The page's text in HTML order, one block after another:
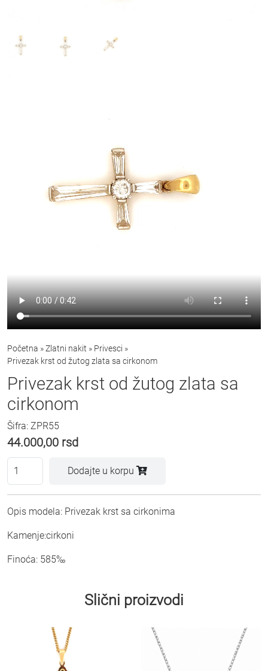
Početna »Zlatni nakit » Privesci »
Privezak krst od žutog zlata sa cirkonom
Privezak krst od žutog zlata sa
cirkonom
Šifra: ZPR55
44.000,00 rsd
Dodajte u korpu
Opis modela: Privezak krst sa cirkonima
Kamenje:cirkoni
Finoća: 585‰
Slični proizvodi